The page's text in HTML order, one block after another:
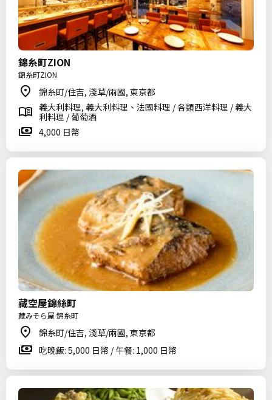
錦糸町ZION
錦糸町ZION
錦糸町/住吉, 淺草/兩國, 東京都
義大利料理, 義大利料理、法國料理 / 各類西洋料理 / 義大
利料理 / 葡萄酒
4,000 日幣
藏空屋錦絲町
藏みそら屋 錦糸町
錦糸町/住吉, 淺草/兩國, 東京都
吃晚飯: 5,000 日幣 / 午餐: 1,000 日幣